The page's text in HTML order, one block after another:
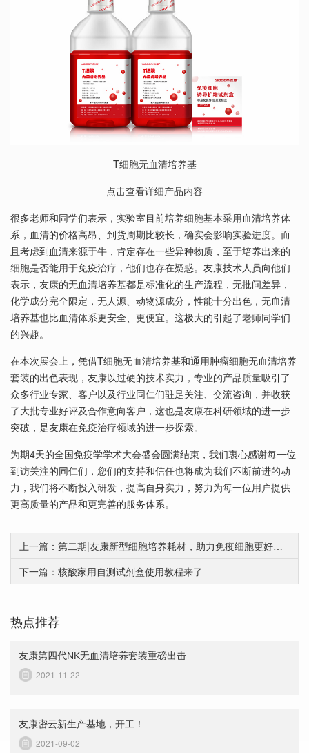
T细胞无血清培养基
点击查看详细产品内容
很多老师和同学们表示，实验室目前培养细胞基本采用血清培养体
系，血清的价格高昂、到货周期比较长，确实会影响实验进度。而
且考虑到血清来源于牛，肯定存在一些异种物质，至于培养出来的
细胞是否能用于免疫治疗，他们也存在疑惑。友康技术人员向他们
表示，友康的无血清培养基都是标准化的生产流程，无批间差异，
化学成分完全限定，无人源、动物源成分，性能十分出色，无血清
培养基也比血清体系更安全、更便宜。这极大的引起了老师同学们
的兴趣。
在本次展会上，凭借T细胞无血清培养基和通用肿瘤细胞无血清培养
套装的出色表现，友康以过硬的技术实力，专业的产品质量吸引了
众多行业专家、客户以及行业同仁们驻足关注、交流咨询，并收获
了大批专业好评及合作意向客户，这也是友康在科研领域的进一步
突破，是友康在免疫治疗领域的进一步探索。
为期4天的全国免疫学学术大会盛会圆满结束，我们衷心感谢每一位
到访关注的同仁们，您们的支持和信任也将成为我们不断前进的动
力，我们将不断投入研发，提高自身实力，努力为每一位用户提供
更高质量的产品和更完善的服务体系。
上一篇：第二期|友康新型细胞培养耗材，助力免疫细胞更好生长——材料性能对细胞生长的影响
下一篇：核酸家用自测试剂盒使用教程来了
热点推荐
友康第四代NK无血清培养套装重磅出击
2021-11-22
友康密云新生产基地，开工！
2021-09-02